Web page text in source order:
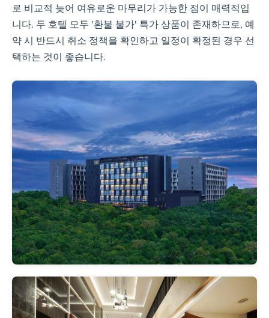
드
조
크
로
실
및
금
비
교
대표 객실 (최저가)
게스트룸 - 킹침대 (30m²)
₩ 61,088 ~ (총액 ₩ 73,916)
슈페리어 트윈룸 (20m²)
아동 정책
로 비교적 늦어 여유로운 마무리가 가능한 점이 매력적입
니다. 두 호텔 모두 '환불 불가' 특가 상품이 존재하므로, 예
약 시 반드시 취소 정책을 확인하고 일정이 확정된 경우 선
택하는 것이 좋습니다.